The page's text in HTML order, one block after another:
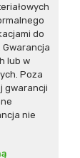
do
lub w
Poza
gwarancji
nie